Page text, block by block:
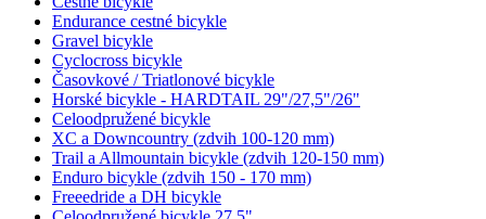
Endurance cestné bicykle
Gravel bicykle
Cyclocross bicykle
Časovkové / Triatlonové bicykle
Horské bicykle - HARDTAIL 29"/27,5"/26"
Celoodpružené bicykle
XC a Downcountry (zdvih 100-120 mm)
Trail a Allmountain bicykle (zdvih 120-150 mm)
Enduro bicykle (zdvih 150 - 170 mm)
Freeedride a DH bicykle